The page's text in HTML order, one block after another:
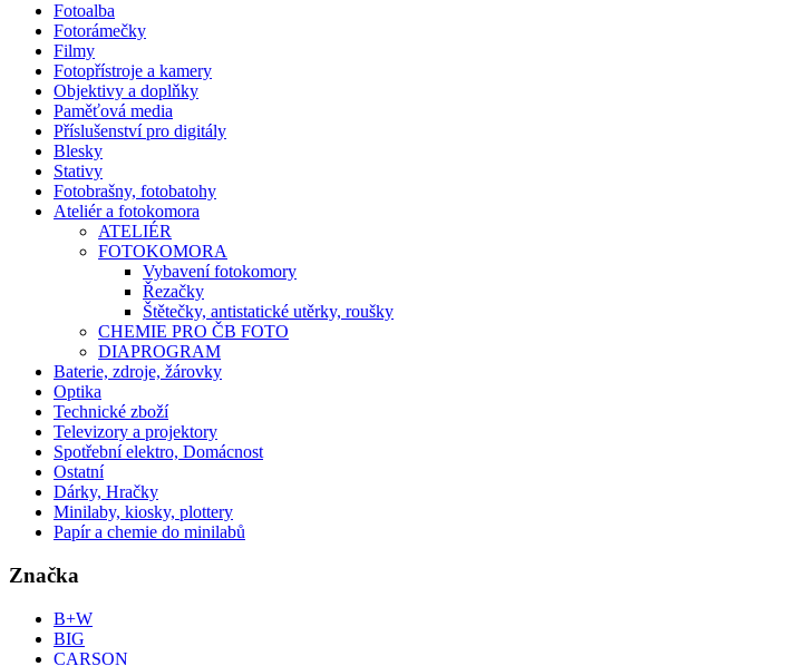
Fotoalba
Fotorámečky
Filmy
Fotopřístroje a kamery
Objektivy a doplňky
Paměťová media
Příslušenství pro digitály
Blesky
Stativy
Fotobrašny, fotobatohy
Ateliér a fotokomora
ATELIÉR
FOTOKOMORA
Vybavení fotokomory
Řezačky
Štětečky, antistatické utěrky, roušky
CHEMIE PRO ČB FOTO
DIAPROGRAM
Baterie, zdroje, žárovky
Optika
Technické zboží
Televizory a projektory
Spotřební elektro, Domácnost
Ostatní
Dárky, Hračky
Minilaby, kiosky, plottery
Papír a chemie do minilabů
Značka
B+W
BIG
CARSON